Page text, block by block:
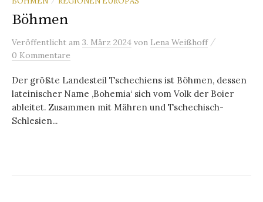
Böhmen
Veröffentlicht am 3. März 2024 von Lena Weißhoff /
0 Kommentare
Der größte Landesteil Tschechiens ist Böhmen, dessen
lateinischer Name ‚Bohemia‘ sich vom Volk der Boier
ableitet. Zusammen mit Mähren und Tschechisch-
Schlesien...